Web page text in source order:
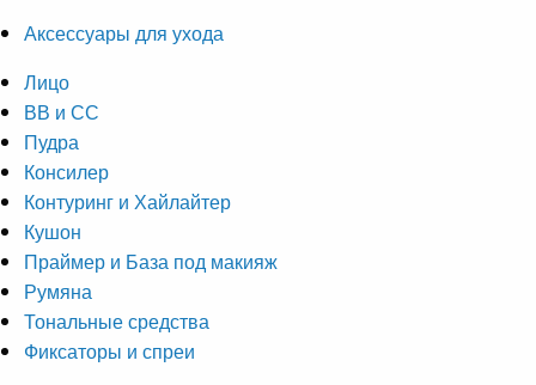
Аксессуары для ухода
Лицо
ВВ и СС
Пудра
Консилер
Контуринг и Хайлайтер
Кушон
Праймер и База под макияж
Румяна
Тональные средства
Фиксаторы и спреи